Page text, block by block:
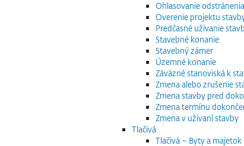
Ohlasovanie
Overenie projektu
Predčasné užívanie
Stavebné konanie
Stavebný zámer
Územné konanie
Záväzné stanoviská k
Zmena alebo zrušenie
Zmena stavby pred
Zmena termínu
Zmena v užívaní stavby
Tlačivá
Tlačivá – Byty a majetok